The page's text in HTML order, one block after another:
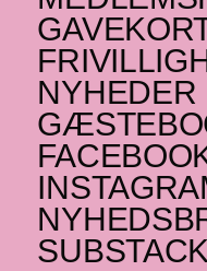
NYHEDER
SUBSTACK
Get The
Modern jazz
Ornette
møder post-
elektroniske